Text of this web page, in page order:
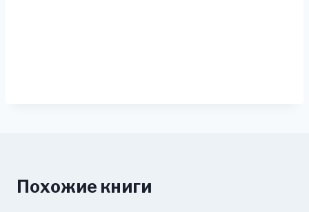
Похожие книги